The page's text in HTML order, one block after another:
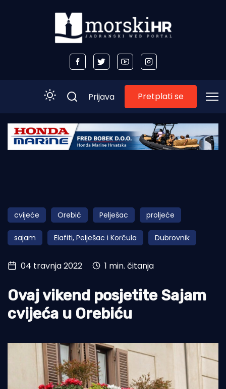
Početna
Obala
Otoci
Turizam i nautika
Pomorstvo
Ribolov
Ekologija
Prijava Pretplati se
cvijeće Orebić Pelješac proljeće
sajam Elafiti, Pelješac i Korčula Dubrovnik
04 travnja 2022 1 min. čitanja
Ovaj vikend posjetite Sajam
cvijeća u Orebiću